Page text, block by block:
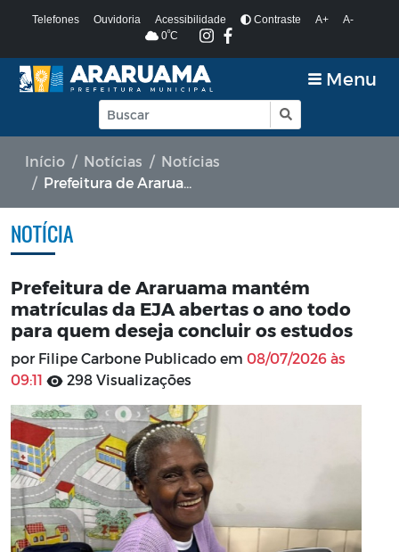
Telefones Ouvidoria Acessibilidade Contraste A+
A-
0ºC
Menu
Início Notícias
Notícias
Prefeitura de Araruama mantém matrículas da EJA abertas o ano todo para quem deseja concluir os estudos
NOTÍCIA
Prefeitura de Araruama mantém
matrículas da EJA abertas o ano todo
para quem deseja concluir os estudos
por Filipe Carbone Publicado em 08/07/2026 às
09:11
298 Visualizações